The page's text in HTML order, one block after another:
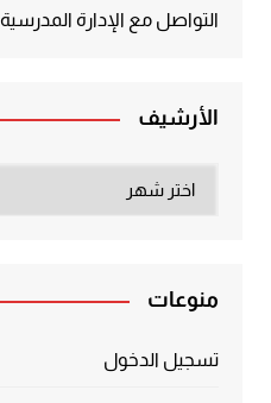
التواصل مع الإدارة المدرسية
الأرشيف
منوعات
تسجيل الدخول